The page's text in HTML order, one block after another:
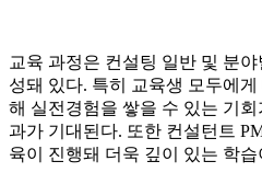
교육 과정은 컨설팅 일반 및 분
성돼 있다. 특히 교육생 모두에
해 실전경험을 쌓을 수 있는 기
과가 기대된다. 또한 컨설턴트
육이 진행돼 더욱 깊이 있는 학